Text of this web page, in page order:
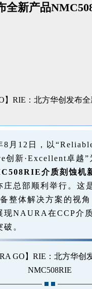
全新产品
8月12日，以
创新·Excellent卓越”
介质刻蚀机
庄总部顺利举行。这
整体解决方案的视角
现NAURA在CCP介
。